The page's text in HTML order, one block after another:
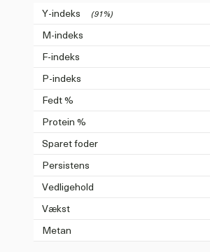
Y-indeks (91%)
M-indeks
F-indeks
P-indeks
Fedt %
Protein %
Sparet foder
Persistens
Vedligehold
Vækst
Metan